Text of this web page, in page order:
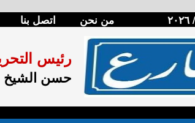
من نحن اتصل بنا
رئيس
حسن الشيخ